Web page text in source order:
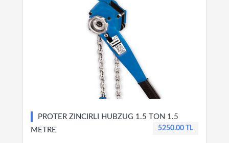
PROTER ZINCIRLI HUBZUG 1.5 TON 1.5
METRE
5250.00 TL